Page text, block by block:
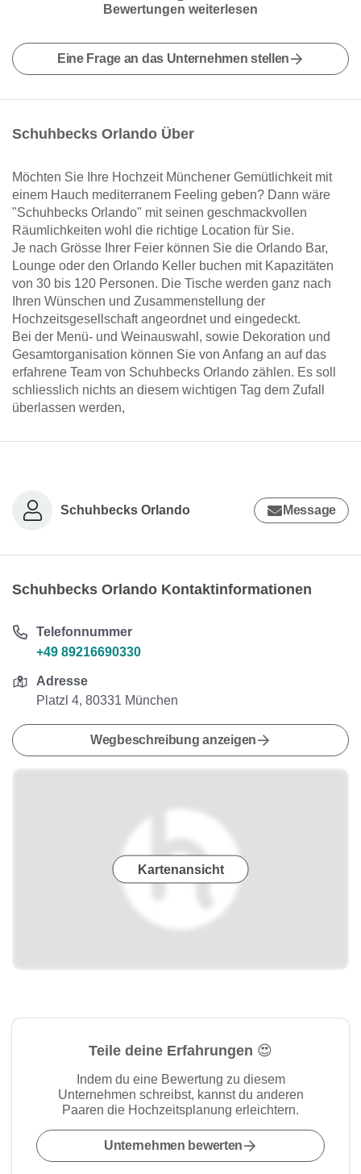
Bewertungen weiterlesen
Eine Frage an das Unternehmen stellen
Schuhbecks Orlando Über
Möchten Sie Ihre Hochzeit Münchener Gemütlichkeit mit
einem Hauch mediterranem Feeling geben? Dann wäre
"Schuhbecks Orlando" mit seinen geschmackvollen
Räumlichkeiten wohl die richtige Location für Sie.
Je nach Grösse Ihrer Feier können Sie die Orlando Bar,
Lounge oder den Orlando Keller buchen mit Kapazitäten
von 30 bis 120 Personen. Die Tische werden ganz nach
Ihren Wünschen und Zusammenstellung der
Hochzeitsgesellschaft angeordnet und eingedeckt.
Bei der Menü- und Weinauswahl, sowie Dekoration und
Gesamtorganisation können Sie von Anfang an auf das
erfahrene Team von Schuhbecks Orlando zählen. Es soll
schliesslich nichts an diesem wichtigen Tag dem Zufall
überlassen werden,
Schuhbecks Orlando Message
Schuhbecks Orlando Kontaktinformationen
Telefonnummer
+49 89216690330
Adresse
Platzl 4, 80331 München
Wegbeschreibung anzeigen
Kartenansicht
Teile deine Erfahrungen 😍
Indem du eine Bewertung zu diesem
Unternehmen schreibst, kannst du anderen
Paaren die Hochzeitsplanung erleichtern.
Unternehmen bewerten